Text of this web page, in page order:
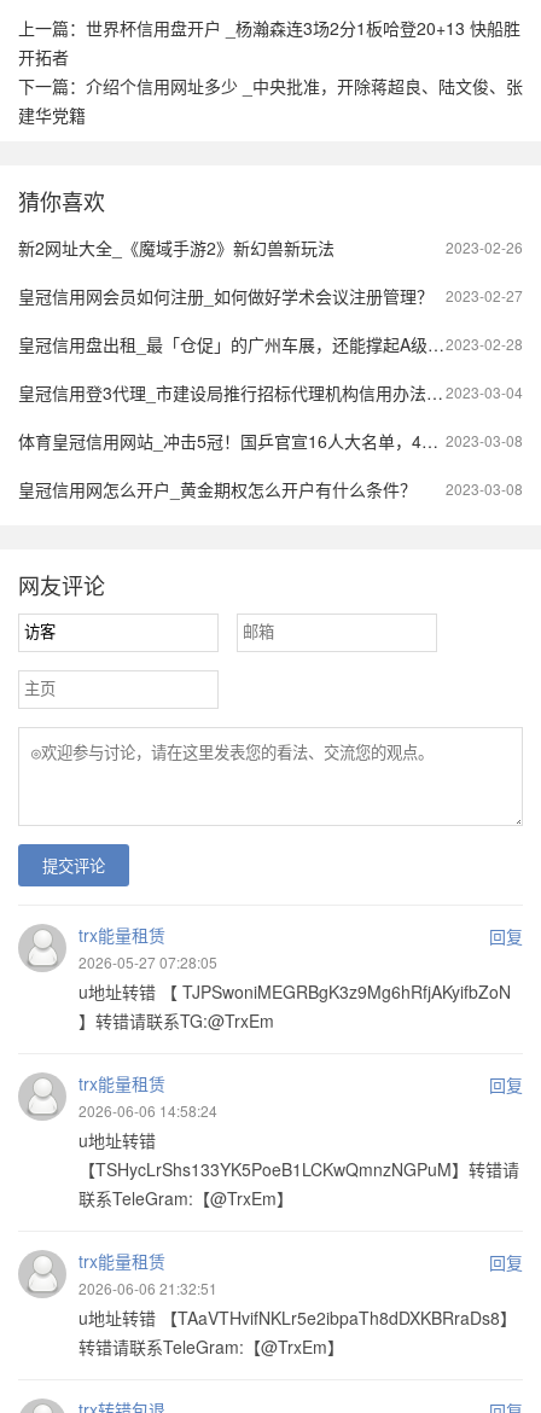
上一篇： 世界杯信用盘开户 _杨瀚森连3场2分1板哈登20+13 快船胜
开拓者
下一篇： 介绍个信用网址多少 _中央批准，开除蒋超良、陆文俊、张
建华党籍
猜你喜欢
2023-02-26
新2网址大全_《魔域手游2》新幻兽新玩法
2023-02-27
皇冠信用网会员如何注册_如何做好学术会议注册管理？
2023-02-28
皇冠信用盘出租_最「仓促」的广州车展，还能撑起A级车展的场子吗？
2023-03-04
皇冠信用登3代理_市建设局推行招标代理机构信用办法 开启信用管理新举措
2023-03-08
体育皇冠信用网站_冲击5冠！国乒官宣16人大名单，4大主力身兼三项，最大隐患曝光
2023-03-08
皇冠信用网怎么开户_黄金期权怎么开户有什么条件？
网友评论
提交评论
trx能量租赁 回复
2026-05-27 07:28:05
u地址转错 【 TJPSwoniMEGRBgK3z9Mg6hRfjAKyifbZoN
】转错请联系TG:@TrxEm
trx能量租赁 回复
2026-06-06 14:58:24
u地址转错
【TSHycLrShs133YK5PoeB1LCKwQmnzNGPuM】转错请
联系TeleGram:【@TrxEm】
trx能量租赁 回复
2026-06-06 21:32:51
u地址转错 【TAaVTHvifNKLr5e2ibpaTh8dDXKBRraDs8】
转错请联系TeleGram:【@TrxEm】